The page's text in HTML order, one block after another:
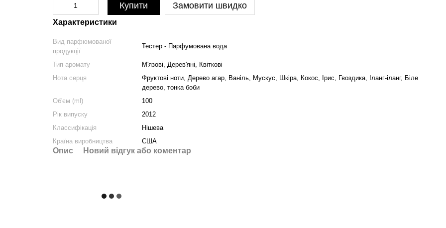
Купити Замовити швидко
Характеристики
Вид парфюмованої
продукції
Тестер - Парфумована вода
Тип аромату
М'язові, Дерев'яні, Квіткові
Нота серця
Фруктові ноти, Дерево агар, Ваніль, Мускус, Шкіра, Кокос, Ірис, Гвоздика, Іланг-іланг, Біле
дерево, тонка боби
Об'єм (ml)
100
Рік випуску
2012
Классифікація
Нішева
Країна виробництва
США
Опис Новий відгук або коментар